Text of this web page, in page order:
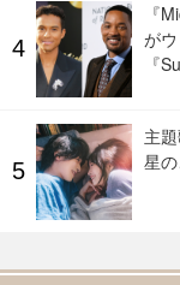
『
が
『
主
星